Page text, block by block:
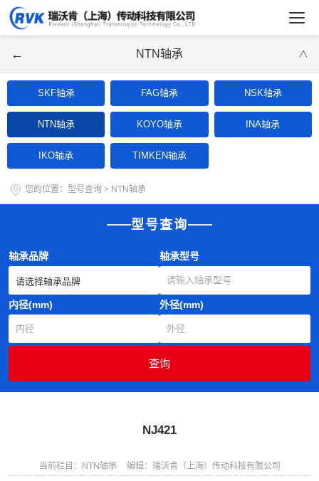
← NTN轴承 ∨
SKF轴承 FAG轴承 NSK轴承
NTN轴承 KOYO轴承 INA轴承
IKO轴承 TIMKEN轴承
您的位置： 型号查询 > NTN轴承
型号查询
轴承品牌 轴承型号
内径(mm) 外径(mm)
NJ421
当前栏目：NTN轴承 编辑：瑞沃肯（上海）传动科技有限公司